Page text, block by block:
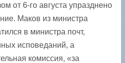
от 6-го августа упразднено
Маков из министра
в министра почт,
исповеданий, а
комиссия, «за